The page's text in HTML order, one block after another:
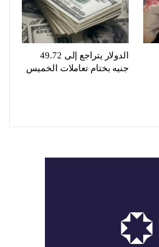
الدولار يتراجع إلى 49.72
جنيه بختام تعاملات الخميس